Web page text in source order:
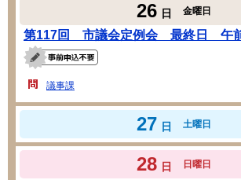
26 日 金曜日
第117回 市議会定例会 最終日 午
議事課
27 日 土曜日
28 日 日曜日